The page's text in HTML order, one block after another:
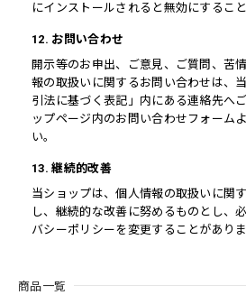
商品一覧
にインストールされると無効にすること
12. お問い合わせ
開示等のお申出、ご意見、ご質問、苦
報の取扱いに関するお問い合わせは、
引法に基づく表記」内にある連絡先へ
ップページ内のお問い合わせフォーム
い。
13. 継続的改善
当ショップは、個人情報の取扱いに関
し、継続的な改善に努めるものとし、
バシーポリシーを変更することがありま